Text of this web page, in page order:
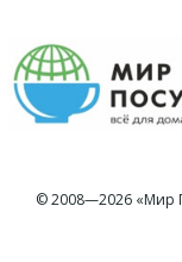
© 2008—2026 «Мир